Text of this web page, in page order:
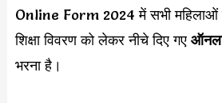
Online Form 2024 में सभी महिलाओं
शिक्षा विवरण को लेकर नीचे दिए गए
भरना है।